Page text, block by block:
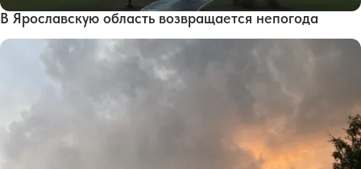
В Ярославскую область возвращается непогода